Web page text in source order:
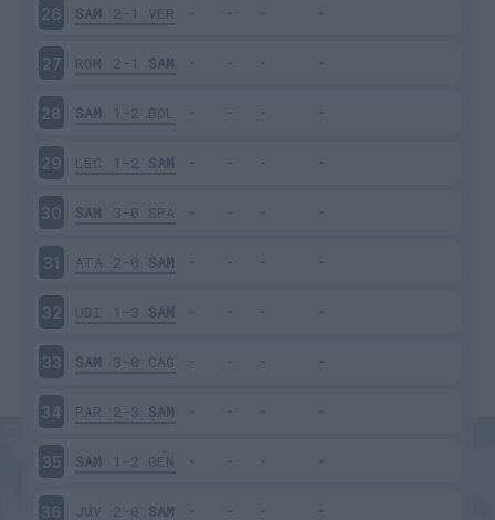
26 SAM 2-1 VER
27 ROM 2-1 SAM
28 SAM 1-2 BOL
29 LEC 1-2 SAM
30 SAM 3-0 SPA
31 ATA 2-0 SAM
32 UDI 1-3 SAM
33 SAM 3-0 CAG
34 PAR 2-3 SAM
35 SAM 1-2 GEN
36 JUV 2-0 SAM